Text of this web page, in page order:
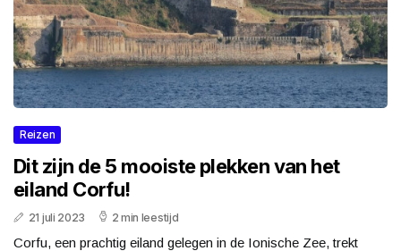
Reizen
Dit zijn de 5 mooiste plekken van het
eiland Corfu!
21 juli 2023 2 min leestijd
Corfu, een prachtig eiland gelegen in de Ionische Zee, trekt